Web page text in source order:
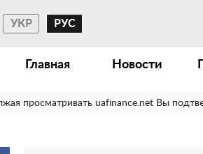
УКР РУС
Главная Новости
просматривать uafinance.net Вы